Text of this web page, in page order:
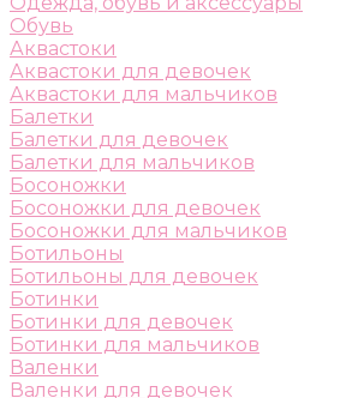
Обувь
Аквастоки
Аквастоки для девочек
Аквастоки для мальчиков
Балетки
Балетки для девочек
Балетки для мальчиков
Босоножки
Босоножки для девочек
Босоножки для мальчиков
Ботильоны
Ботильоны для девочек
Ботинки
Ботинки для девочек
Ботинки для мальчиков
Валенки
Валенки для девочек